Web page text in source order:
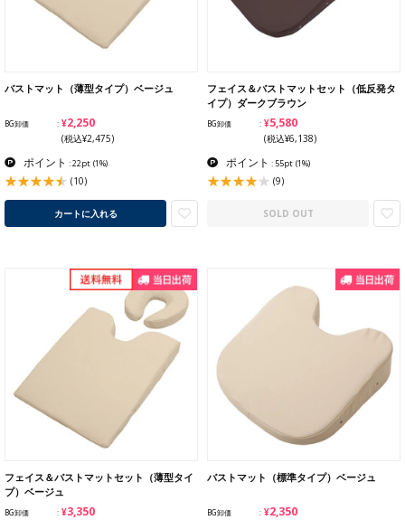
バストマット（薄型タイプ）ベージュ
BG卸価 ¥2,250
(税込¥2,475)
ポイント : 22pt (1%)
(10)
カートに入れる
フェイス＆バストマットセット（低反発タ
イプ）ダークブラウン
BG卸価 ¥5,580
(税込¥6,138)
ポイント : 55pt (1%)
(9)
SOLD OUT
フェイス＆バストマットセット（薄型タイ
プ）ベージュ
BG卸価 ¥3,350
バストマット（標準タイプ）ベージュ
BG卸価 ¥2,350